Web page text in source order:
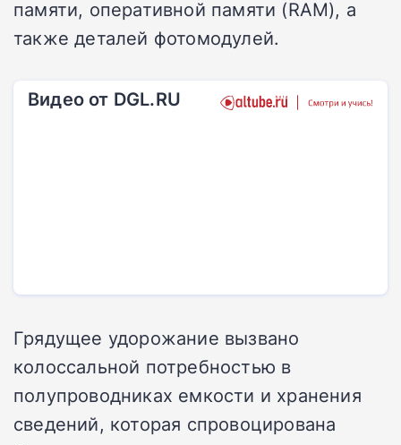
памяти, оперативной памяти (RAM), а
также деталей фотомодулей.
Видео от DGL.RU
Грядущее удорожание вызвано
колоссальной потребностью в
полупроводниках емкости и хранения
сведений, которая спровоцирована